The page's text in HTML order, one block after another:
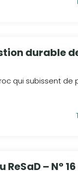
durable
qui subissent
– N° 16